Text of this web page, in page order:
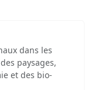
dans les
paysages,
et des bio-